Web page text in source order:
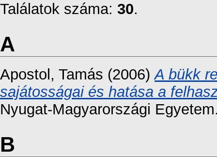
Találatok száma: 30.
A
Apostol, Tamás (2006)A bükk
sajátosságai és hatása a
Nyugat-Magyarországi
B